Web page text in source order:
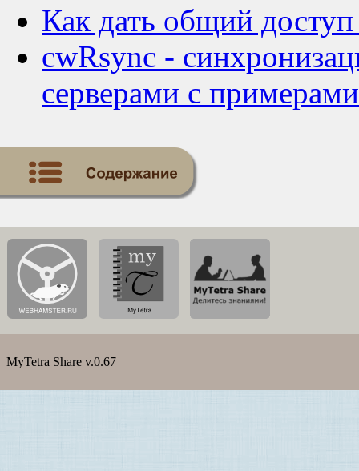
Как дать общий
cwRsync -
серверами с примерами
MyTetra Share v.0.67